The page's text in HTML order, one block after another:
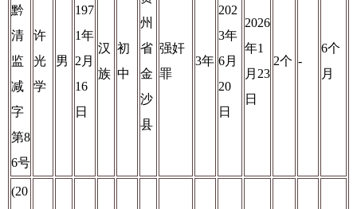
黔
清
监
减
字
第8
6号
许
光
学
男
197
1年
2月
16
日
汉
族
初
中
州
省
金
沙
县
强奸
罪
3年
202
3年
6月
20
日
2026
年1
月23
日
2个 -
6个
月
(20